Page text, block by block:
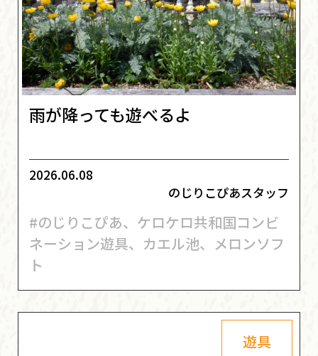
雨が降っても遊べるよ
2026.06.08
のじりこぴあスタッフ
#のじりこぴあ、ケロケロ共和国コンビ
ネーション遊具、カエル池、メロンソフ
ト
遊具